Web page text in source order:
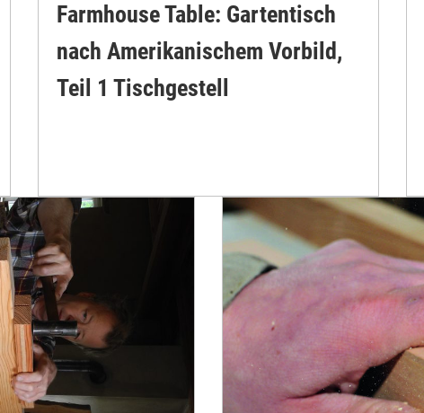
Farmhouse Table: Gartentisch
nach Amerikanischem Vorbild,
Teil 1 Tischgestell